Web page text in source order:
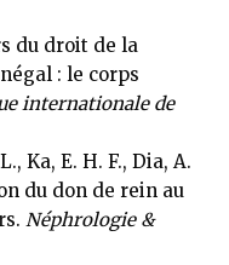
du droit de la
: le corps
internationale de
Ka, E. H. F., Dia, A.
du don de rein au
Néphrologie &